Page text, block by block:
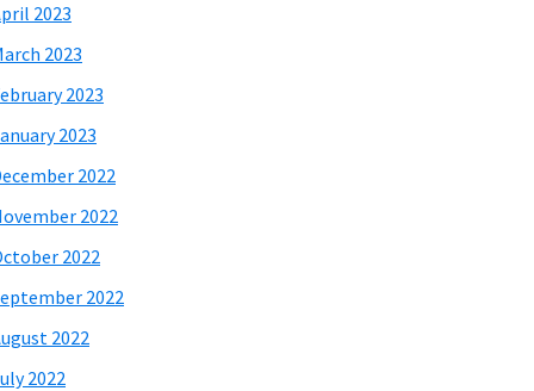
2023
2023
2023
2023
2022
2022
2022
2022
2022
2022